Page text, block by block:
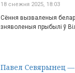
18 снежня 2025, 18:03
Сёння вызваленыя
зняволеныя прыбылі ў
Павел Севярынец —